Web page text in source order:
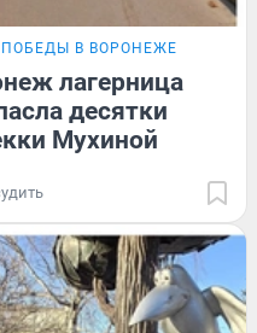
В ВОРОНЕЖЕ
лагерница
десятки
Мухиной